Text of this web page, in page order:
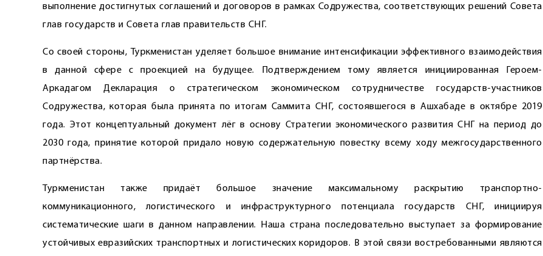
выполнение достигнутых соглашений и договоров в рамках Содружества, соответствующих решений Совета
глав государств и Совета глав правительств СНГ.
Со своей стороны, Туркменистан уделяет большое внимание интенсификации эффективного взаимодействия
в данной сфере с проекцией на будущее. Подтверждением тому является инициированная Героем-
Аркадагом Декларация о стратегическом экономическом сотрудничестве государств-участников
Содружества, которая была принята по итогам Саммита СНГ, состоявшегося в Ашхабаде в октябре 2019
года. Этот концептуальный документ лёг в основу Стратегии экономического развития СНГ на период до
2030 года, принятие которой придало новую содержательную повестку всему ходу межгосударственного
партнёрства.
Туркменистан также придаёт большое значение максимальному раскрытию транспортно-
коммуникационного, логистического и инфраструктурного потенциала государств СНГ, инициируя
систематические шаги в данном направлении. Наша страна последовательно выступает за формирование
устойчивых евразийских транспортных и логистических коридоров. В этой связи востребованными являются